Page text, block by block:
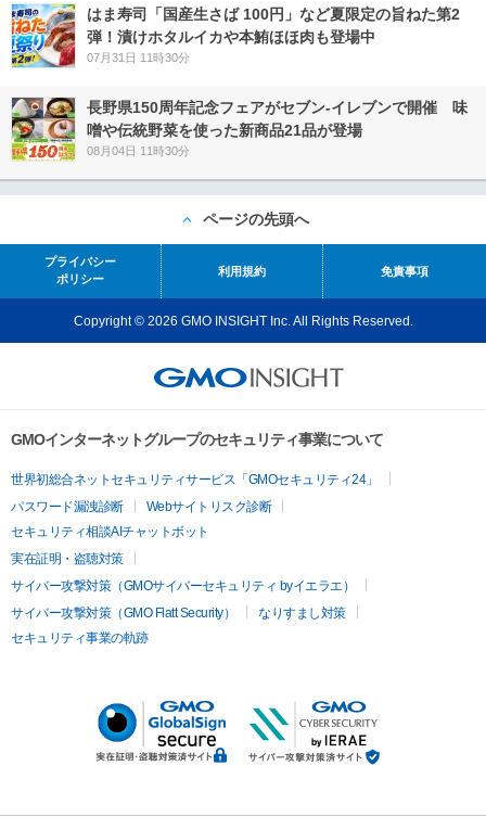
はま寿司「国産生さば 100円」など夏限定の旨ねた第2
弾！漬けホタルイカや本鮪ほほ肉も登場中
07月31日 11時30分
長野県150周年記念フェアがセブン-イレブンで開催 味
噌や伝統野菜を使った新商品21品が登場
08月04日 11時30分
ページの先頭へ
プライバシー
ポリシー
利用規約 免責事項
Copyright © 2026 GMO INSIGHT Inc. All Rights Reserved.
GMOインターネットグループのセキュリティ事業について
世界初総合ネットセキュリティサービス「GMOセキュリティ24」
パスワード漏洩診断
Webサイトリスク診断
セキュリティ相談AIチャットボット
実在証明・盗聴対策
サイバー攻撃対策（GMOサイバーセキュリティ byイエラエ）
サイバー攻撃対策（GMO Flatt Security）
なりすまし対策
セキュリティ事業の軌跡